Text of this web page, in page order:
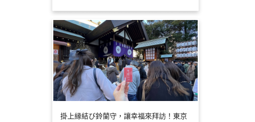
掛上縁結び鈴蘭守，讓幸福來拜訪！東京